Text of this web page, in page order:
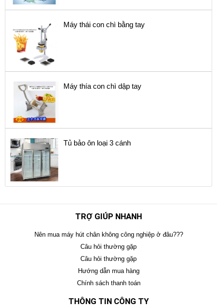
Máy thái con chì bằng tay
Máy thía con chì dập tay
Tủ bảo ôn loại 3 cánh
TRỢ GIÚP NHANH
Nên mua máy hút chân không công nghiệp ở đâu???
Câu hỏi thường gặp
Câu hỏi thường gặp
Hướng dẫn mua hàng
Chính sách thanh toán
THÔNG TIN CÔNG TY